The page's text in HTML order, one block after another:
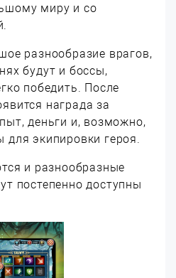
миру и со
разнообразие врагов,
будут и боссы,
победить. После
награда за
деньги и, возможно,
для экипировки героя.
и разнообразные
постепенно доступны